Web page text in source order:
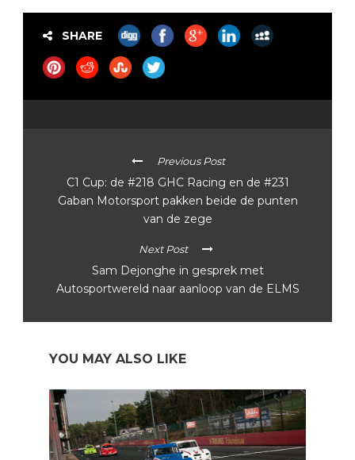
SHARE
Previous Post
C1 Cup: de #218 GHC Racing en de #231
Gaban Motorsport pakken beide de punten
van de zege
Next Post
Sam Dejonghe in gesprek met
Autosportwereld naar aanloop van de ELMS
YOU MAY ALSO LIKE